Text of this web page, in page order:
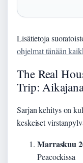
Lisätietoja
ohjelmat tänään
The Real
Trip:
Sarjan kehitys on
keskeiset
Marraskuu
Peacockissa